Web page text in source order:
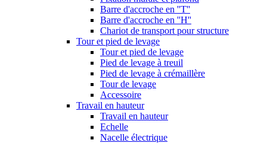
Barre d'accroche en ''T''
Barre d'accroche en ''H''
Chariot de transport pour structure
Tour et pied de levage
Tour et pied de levage
Pied de levage à treuil
Pied de levage à crémaillère
Tour de levage
Accessoire
Travail en hauteur
Travail en hauteur
Echelle
Nacelle électrique